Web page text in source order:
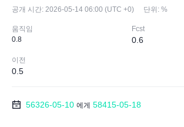
공개 시간: 2026-05-14 06:00 (UTC +0) 단위: %
움직임
0.8
Fcst
0.6
이전
0.5
56326-05-10 에게 58415-05-18